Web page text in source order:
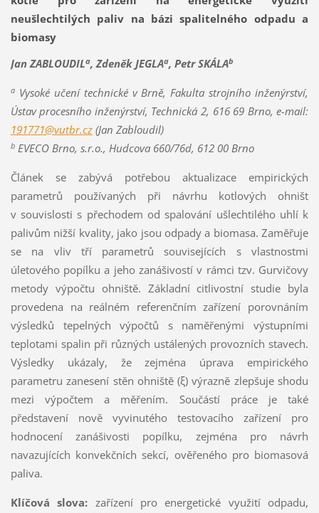
neušlechtilých paliv na bázi spalitelného odpadu a
biomasy
Jan ZABLOUDILa, Zdeněk JEGLAa, Petr SKÁLAb
aVysoké učení technické v Brně, Fakulta strojního inženýrství,
Ústav procesního inženýrství, Technická 2, 616 69 Brno, e-mail:
191771@vutbr.cz(Jan Zabloudil)
bEVECO Brno, s.r.o., Hudcova 660/76d, 612 00 Brno
Článek se zabývá potřebou aktualizace empirických
parametrů používaných při návrhu kotlových ohnišť
v souvislosti s přechodem od spalování ušlechtilého uhlí k
palivům nižší kvality, jako jsou odpady a biomasa. Zaměřuje
se na vliv tří parametrů souvisejících s vlastnostmi
úletového popílku a jeho zanášivostí v rámci tzv. Gurvičovy
metody výpočtu ohniště. Základní citlivostní studie byla
provedena na reálném referenčním zařízení porovnáním
výsledků tepelných výpočtů s naměřenými výstupními
teplotami spalin při různých ustálených provozních stavech.
Výsledky ukázaly, že zejména úprava empirického
parametru zanesení stěn ohniště (ξ) výrazně zlepšuje shodu
mezi výpočtem a měřením. Součástí práce je také
představení nově vyvinutého testovacího zařízení pro
hodnocení zanášivosti popílku, zejména pro návrh
navazujících konvekčních sekcí, ověřeného pro biomasová
paliva.
Klíčová slova: zařízení pro energetické využití odpadu,